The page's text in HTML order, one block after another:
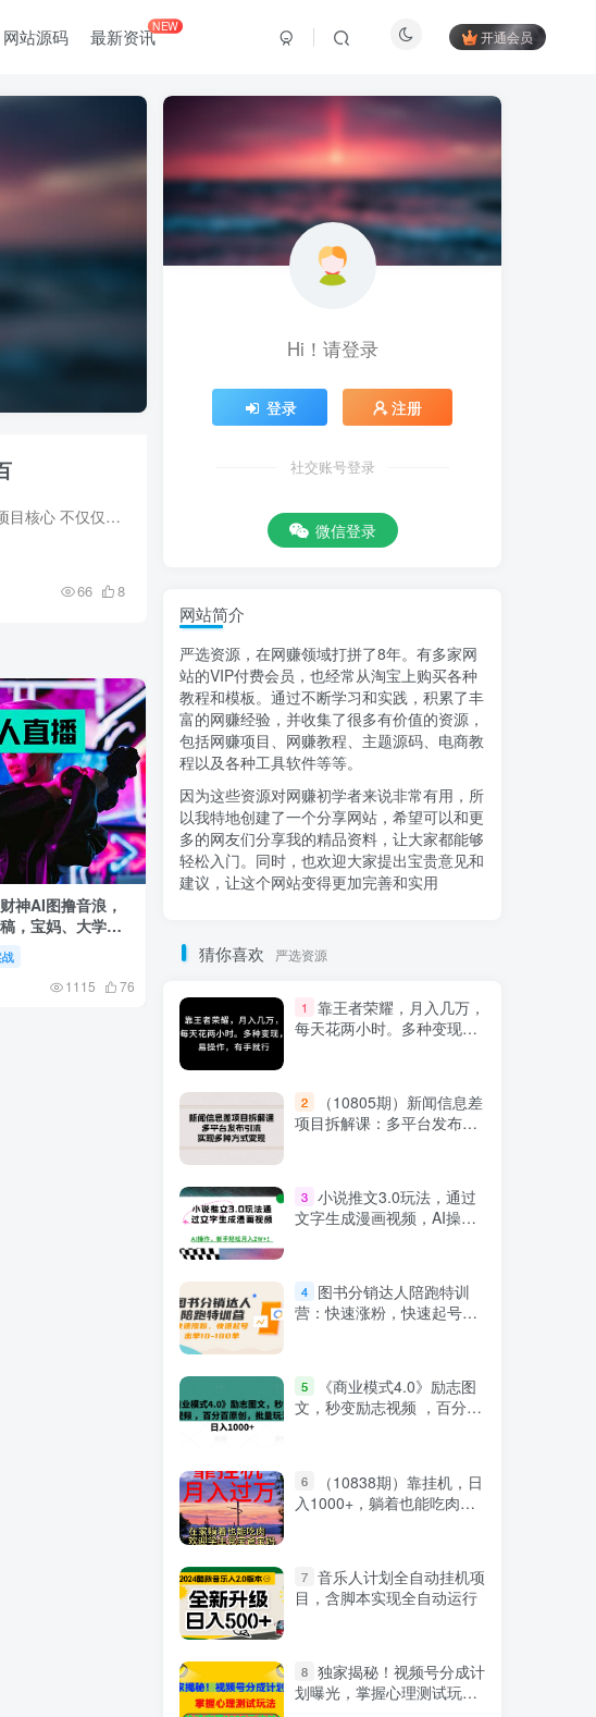
网站源码 最新资讯NEW
开通会员
2023最新日引百粉的引流神器，小白一部手机无脑照抄也能日入过百！第一. 项目核心 不仅仅可以引流，还可以直接 […]
66 8
神AI图撸音浪，
，宝妈、大学…
1115 76
会员专属 精品项目
Hi！请登录
登录 注册
社交账号登录
微信登录
网站简介
严选资源，在网赚领域打拼了8年。有多家网
站的VIP付费会员，也经常从淘宝上购买各种
教程和模板。通过不断学习和实践，积累了丰
富的网赚经验，并收集了很多有价值的资源，
包括网赚项目、网赚教程、主题源码、电商教
程以及各种工具软件等等。
因为这些资源对网赚初学者来说非常有用，所
以我特地创建了一个分享网站，希望可以和更
多的网友们分享我的精品资料，让大家都能够
轻松入门。同时，也欢迎大家提出宝贵意见和
建议，让这个网站变得更加完善和实用
猜你喜欢 严选资源
1
靠王者荣耀，月入几万，
每天花两小时。多种变现，
2
（10805期）新闻信息差
项目拆解课：多平台发布引
3 小说推文3.0玩法，通过
文字生成漫画视频，AI操
4
图书分销达人陪跑特训
营：快速涨粉，快速起号出
5
《商业模式4.0》励志图
文，秒变励志视频 ，百分百
6
（10838期）靠挂机，日
入1000+，躺着也能吃肉，
7 音乐人计划全自动挂机项
目，含脚本实现全自动运行
8 独家揭秘！视频号分成计
划曝光，掌握心理测试玩